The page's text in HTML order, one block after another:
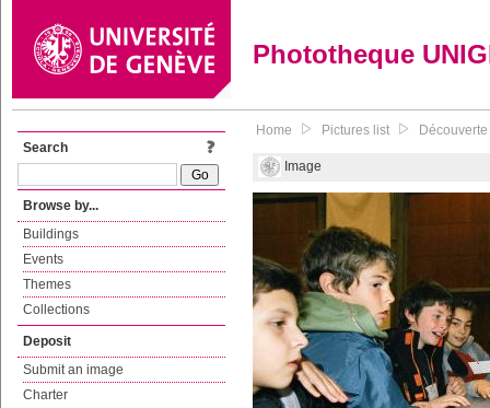
Phototheque
Search
Browse by...
Buildings
Events
Themes
Collections
Deposit
Submit an image
Charter
Home Pictures list
Image